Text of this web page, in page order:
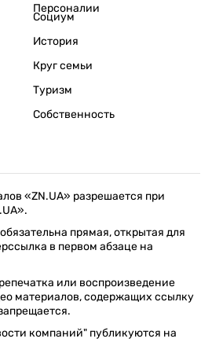
Персоналии
Социум
История
Круг семьи
Туризм
Собственность
«ZN.UA» разрешается при
прямая, открытая для
в первом абзаце на
или воспроизведение
материалов, содержащих ссылку
компаний" публикуются на